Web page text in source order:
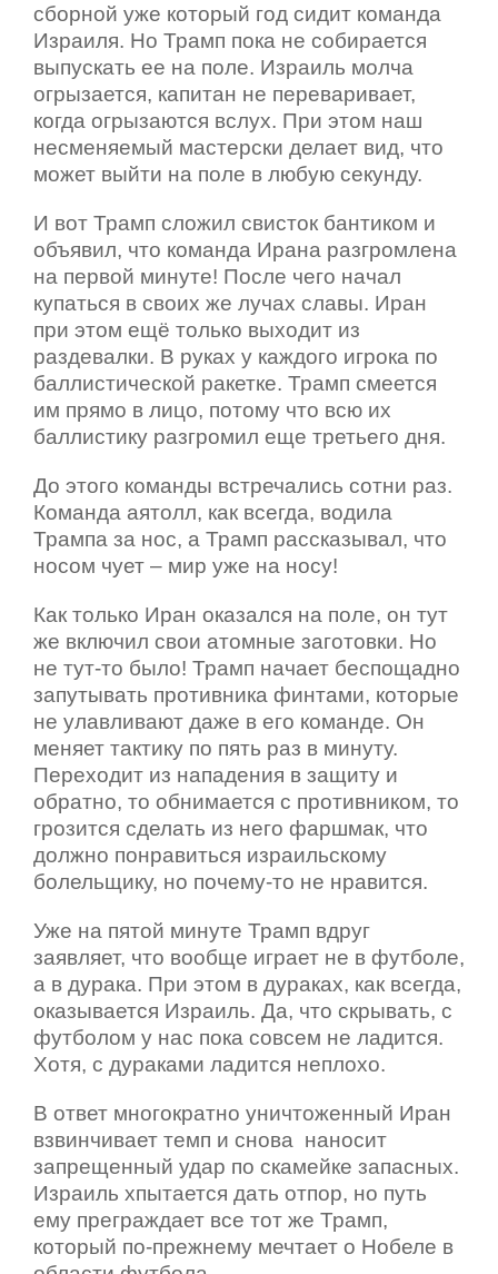
сборной уже который год сидит команда
Израиля. Но Трамп пока не собирается
выпускать ее на поле. Израиль молча
огрызается, капитан не переваривает,
когда огрызаются вслух. При этом наш
несменяемый мастерски делает вид, что
может выйти на поле в любую секунду.
И вот Трамп сложил свисток бантиком и
объявил, что команда Ирана разгромлена
на первой минуте! После чего начал
купаться в своих же лучах славы. Иран
при этом ещё только выходит из
раздевалки. В руках у каждого игрока по
баллистической ракетке. Трамп смеется
им прямо в лицо, потому что всю их
баллистику разгромил еще третьего дня.
До этого команды встречались сотни раз.
Команда аятолл, как всегда, водила
Трампа за нос, а Трамп рассказывал, что
носом чует – мир уже на носу!
Как только Иран оказался на поле, он тут
же включил свои атомные заготовки. Но
не тут-то было! Трамп начает беспощадно
запутывать противника финтами, которые
не улавливают даже в его команде. Он
меняет тактику по пять раз в минуту.
Переходит из нападения в защиту и
обратно, то обнимается с противником, то
грозится сделать из него фаршмак, что
должно понравиться израильскому
болельщику, но почему-то не нравится.
Уже на пятой минуте Трамп вдруг
заявляет, что вообще играет не в футболе,
а в дурака. При этом в дураках, как всегда,
оказывается Израиль. Да, что скрывать, с
футболом у нас пока совсем не ладится.
Хотя, с дураками ладится неплохо.
В ответ многократно уничтоженный Иран
взвинчивает темп и снова наносит
запрещенный удар по скамейке запасных.
Израиль хпытается дать отпор, но путь
ему преграждает все тот же Трамп,
который по-прежнему мечтает о Нобеле в